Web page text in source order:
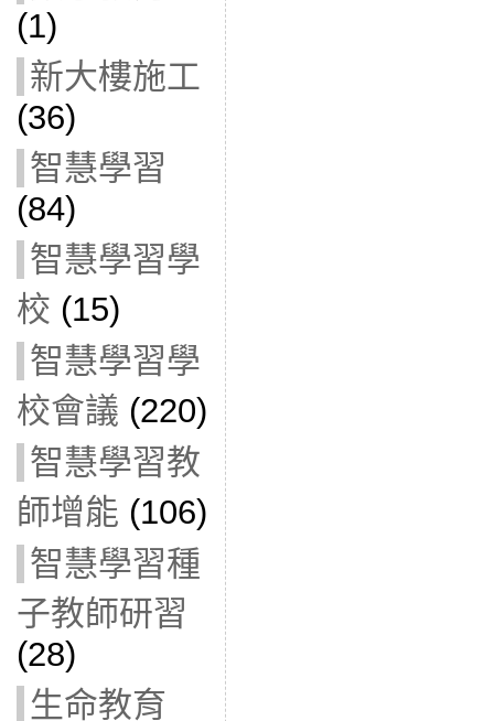
(1)
新大樓施工
(36)
智慧學習
(84)
智慧學習學
校 (15)
智慧學習學
校會議 (220)
智慧學習教
師增能 (106)
智慧學習種
子教師研習
(28)
生命教育